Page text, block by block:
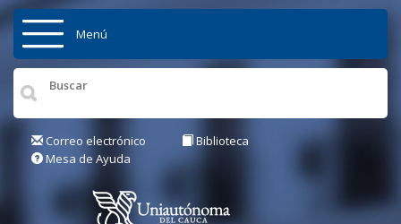
Pasar al contenido principal
Inicio
Institución
Menú
Correo electrónico
Biblioteca
Mesa de Ayuda